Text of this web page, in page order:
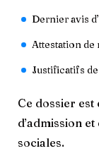
Dernier avis
Attestation de
Justificatifs
Ce dossier
d’admission
sociales.